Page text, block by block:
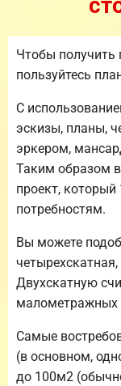
Чтобы получить
пользуйтесь
С
эскизы, планы,
эркером,
Таким образом
проект,
потребностям.
Вы можете
Двухскатную
малометражных
Самые
(в основном,
до 100м2